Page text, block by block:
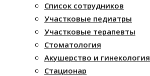
Список сотрудников
Участковые педиатры
Участковые терапевты
Стоматология
Акушерство и гинекология
Стационар